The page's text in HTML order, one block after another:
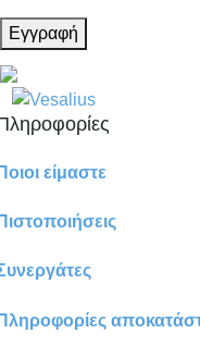
Εγγραφή
είμαστε